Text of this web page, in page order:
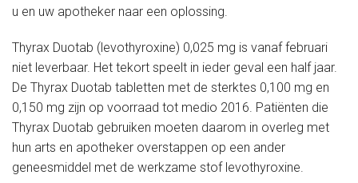
Medische informatie
Contact
Onze organisatie
u en uw apotheker naar een oplossing.
Thyrax Duotab (levothyroxine) 0,025 mg is vanaf februari
niet leverbaar. Het tekort speelt in ieder geval een half jaar.
De Thyrax Duotab tabletten met de sterktes 0,100 mg en
0,150 mg zijn op voorraad tot medio 2016. Patiënten die
Thyrax Duotab gebruiken moeten daarom in overleg met
hun arts en apotheker overstappen op een ander
geneesmiddel met de werkzame stof levothyroxine.